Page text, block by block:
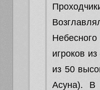
игроков
из 50
Асуна). В